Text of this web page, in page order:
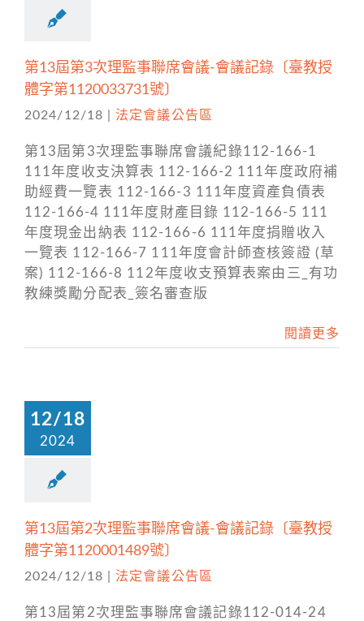
第13屆第3次理監事聯席會議-會議記錄〔臺教授
體字第1120033731號〕
2024/12/18 法定會議公告區
第13屆第3次理監事聯席會議紀錄112-166-1
111年度收支決算表 112-166-2 111年度政府補
助經費一覽表 112-166-3 111年度資產負債表
112-166-4 111年度財產目錄 112-166-5 111
年度現金出納表 112-166-6 111年度捐贈收入
一覽表 112-166-7 111年度會計師查核簽證 (草
案) 112-166-8 112年度收支預算表案由三_有功
教練獎勵分配表_簽名審查版
閱讀更多
12/18
2024
第13屆第2次理監事聯席會議-會議記錄〔臺教授
體字第1120001489號〕
2024/12/18 法定會議公告區
第13屆第2次理監事聯席會議記錄112-014-24